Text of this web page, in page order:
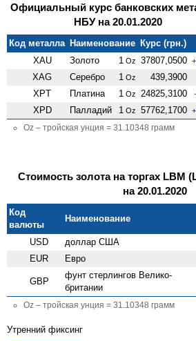
Официальный курс банковских
НБУ на 20.01.2020
Код металла Наименование Курс (грн.)
XAU
Золото 1 Oz 37807,0500
XAG Серебро 1 Oz 439,3900
XPT Платина 1 Oz 24825,3100
XPD Палладий 1 Oz 57762,1700
Oz – тройская унция = 31.10348 грамм
Стоимость золота на торгах LBM
на 20.01.2020
Код
валюты
Наименование
USD доллар США
EUR Евро
GBP
фунт стерлингов Велико­
британии
Oz – тройская унция = 31.10348 грамм
Утренний фиксинг